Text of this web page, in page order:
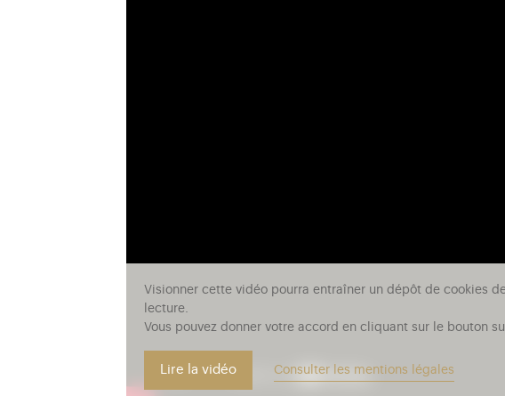
Visionner cette vidéo pourra entraîner un dépôt de cookies
lecture.
Vous pouvez donner votre accord en cliquant sur le bouton
Lire la vidéo Consulter les mentions légales